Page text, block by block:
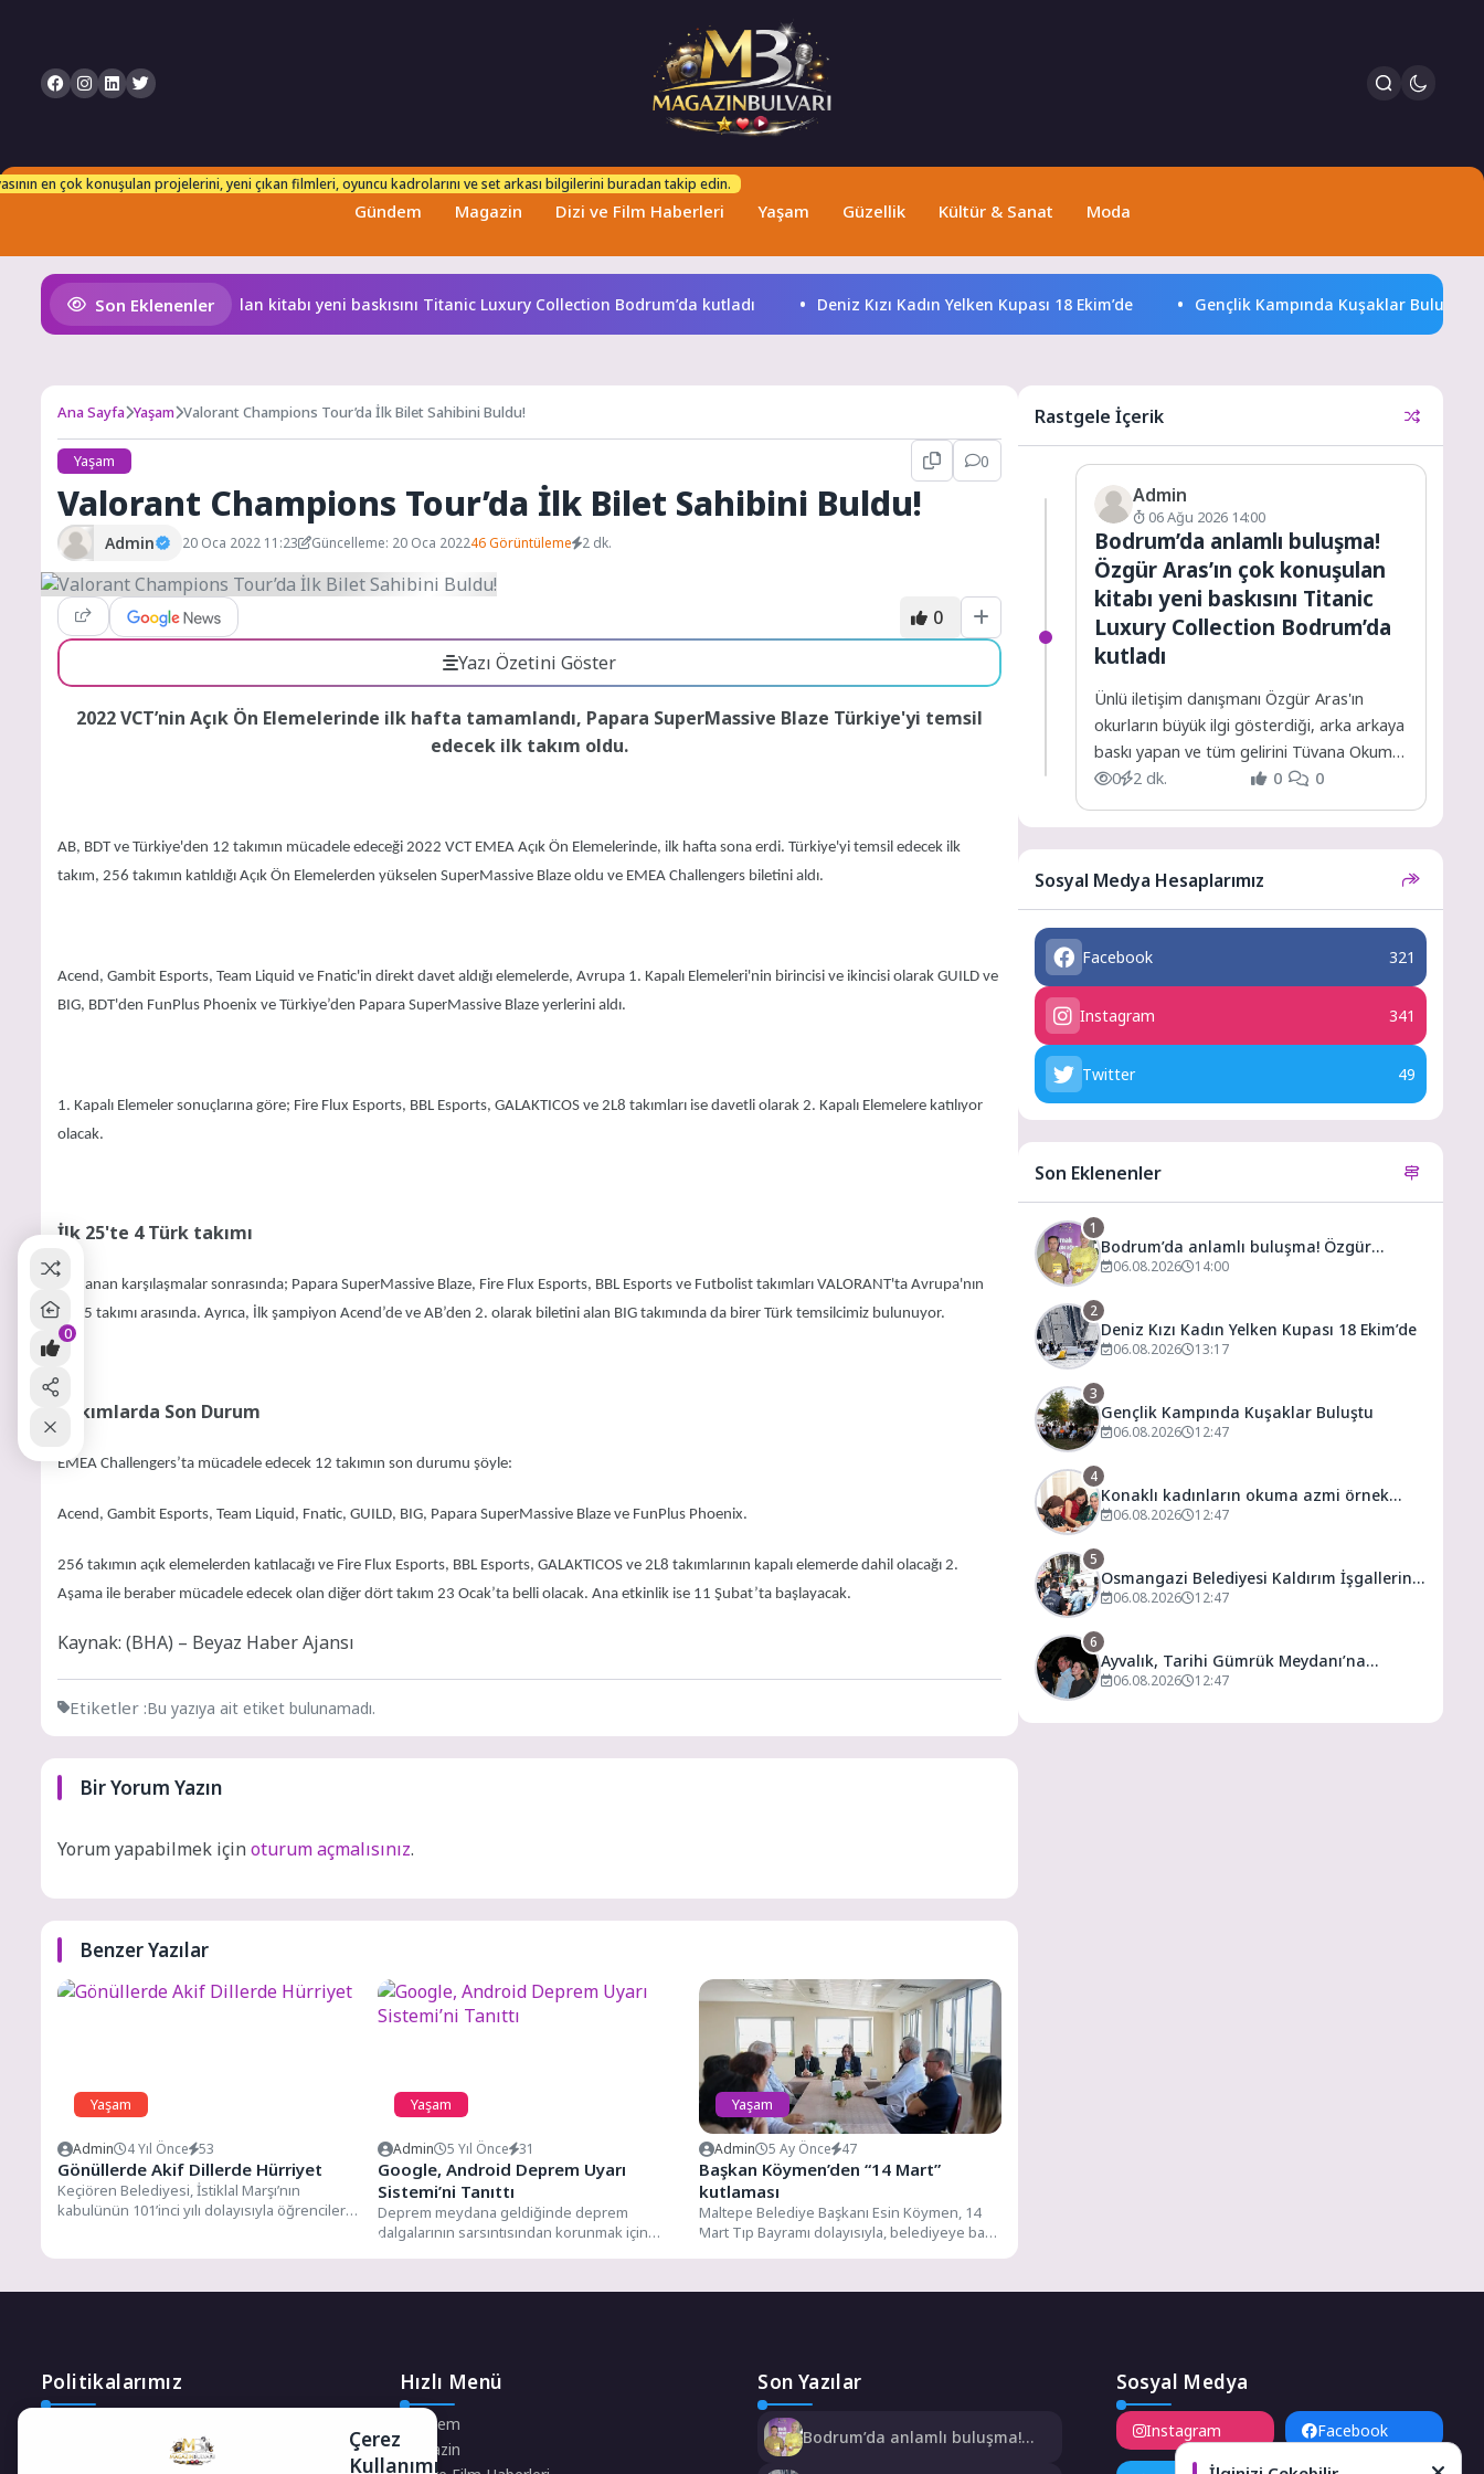
Gündem
takip edebilirsiniz. Her an taze ve güncel bilgilerle karşınızdayız!
Magazin Dizi ve Film Haberleri
en çok konuşulan projelerini, yeni çıkan filmleri, oyuncu kadrolarını ve set arkası bilgilerini buradan takip edin.
Yaşam Güzellik Kültür & Sanat Moda
Son Eklenenler
Özgür Aras’ın çok konuşulan kitabı yeni baskısını Titanic Luxury Collection Bodrum’da kutladı Deniz Kızı Kadın Yelken Kupası 18 Ekim’de Gençlik Kampında Kuşaklar Buluştu
Ana Sayfa Yaşam Valorant Champions Tour’da İlk Bilet Sahibini Buldu!
Yaşam 0
Valorant Champions Tour’da İlk Bilet Sahibini Buldu!
Admin 20 Oca 2022 11:23 Güncelleme: 20 Oca 202246 Görüntüleme 2 dk.
0
Yazı Özetini Göster
2022 VCT’nin Açık Ön Elemelerinde ilk hafta tamamlandı, Papara SuperMassive Blaze Türkiye'yi temsil
edecek ilk takım oldu.
AB, BDT ve Türkiye'den 12 takımın mücadele edeceği 2022 VCT EMEA Açık Ön Elemelerinde, ilk hafta sona erdi. Türkiye'yi temsil edecek ilk
takım, 256 takımın katıldığı Açık Ön Elemelerden yükselen SuperMassive Blaze oldu ve EMEA Challengers biletini aldı.
Acend, Gambit Esports, Team Liquid ve Fnatic'in direkt davet aldığı elemelerde, Avrupa 1. Kapalı Elemeleri'nin birincisi ve ikincisi olarak GUILD ve
BIG, BDT'den FunPlus Phoenix ve Türkiye’den Papara SuperMassive Blaze yerlerini aldı.
1. Kapalı Elemeler sonuçlarına göre; Fire Flux Esports, BBL Esports, GALAKTICOS ve 2L8 takımları ise davetli olarak 2. Kapalı Elemelere katılıyor
olacak.
İlk 25'te 4 Türk takımı
Oynanan karşılaşmalar sonrasında; Papara SuperMassive Blaze, Fire Flux Esports, BBL Esports ve Futbolist takımları VALORANT'ta Avrupa'nın
ilk 25 takımı arasında. Ayrıca, İlk şampiyon Acend’de ve AB’den 2. olarak biletini alan BIG takımında da birer Türk temsilcimiz bulunuyor.
Takımlarda Son Durum
EMEA Challengers’ta mücadele edecek 12 takımın son durumu şöyle:
Acend, Gambit Esports, Team Liquid, Fnatic, GUILD, BIG, Papara SuperMassive Blaze ve FunPlus Phoenix.
256 takımın açık elemelerden katılacağı ve Fire Flux Esports, BBL Esports, GALAKTICOS ve 2L8 takımlarının kapalı elemerde dahil olacağı 2.
Aşama ile beraber mücadele edecek olan diğer dört takım 23 Ocak’ta belli olacak. Ana etkinlik ise 11 Şubat’ta başlayacak.
Kaynak: (BHA) – Beyaz Haber Ajansı
Etiketler :Bu yazıya ait etiket bulunamadı.
Bir Yorum Yazın
Yorum yapabilmek içinoturum açmalısınız.
Benzer Yazılar
Yaşam
Admin 4 Yıl Önce 53
Gönüllerde Akif Dillerde Hürriyet
Keçiören Belediyesi, İstiklal Marşı’nın
kabulünün 101’inci yılı dolayısıyla öğrencilere
Yaşam
Admin 5 Yıl Önce 31
Google, Android Deprem Uyarı
Sistemi’ni Tanıttı
Deprem meydana geldiğinde deprem
dalgalarının sarsıntısından korunmak için
Yaşam
Admin 5 Ay Önce 47
Başkan Köymen’den “14 Mart”
kutlaması
Maltepe Belediye Başkanı Esin Köymen, 14
Mart Tıp Bayramı dolayısıyla, belediyeye bağlı
Rastgele İçerik
Admin
06 Ağu 2026 14:00
Bodrum’da anlamlı buluşma!
Özgür Aras’ın çok konuşulan
kitabı yeni baskısını Titanic
Luxury Collection Bodrum’da
kutladı
Ünlü iletişim danışmanı Özgür Aras'ın
okurların büyük ilgi gösterdiği, arka arkaya
baskı yapan ve tüm gelirini Tüvana Okuma
İstekli Çocuk...
0 2 dk. 0 0
Sosyal Medya Hesaplarımız
Facebook 321
Instagram 341
Twitter 49
Son Eklenenler
1
Bodrum’da anlamlı buluşma! Özgür
Aras’ın çok konuşulan kitabı yeni baskısını
kutladı
06.08.2026 14:00
2
Deniz Kızı Kadın Yelken Kupası 18 Ekim’de
06.08.2026 13:17
3
Gençlik Kampında Kuşaklar Buluştu
06.08.2026 12:47
4
Konaklı kadınların okuma azmi örnek
oldu
06.08.2026 12:47
5
Osmangazi Belediyesi Kaldırım İşgallerine
Fırsat Vermiyor
06.08.2026 12:47
6
Ayvalık, Tarihi Gümrük Meydanı’na
Kavuştu
06.08.2026 12:47
Politikalarımız
Telif Hakları Politikası
Hızlı Menü
Gündem
Magazin
Son Yazılar
Bodrum’da anlamlı buluşma!
Sosyal Medya
Instagram Facebook
0
Çerez
Kullanımı